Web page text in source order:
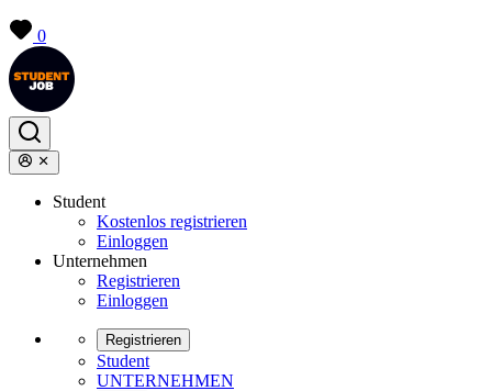
0
Student
Kostenlos registrieren
Einloggen
Unternehmen
Registrieren
Einloggen
Registrieren
Student
UNTERNEHMEN